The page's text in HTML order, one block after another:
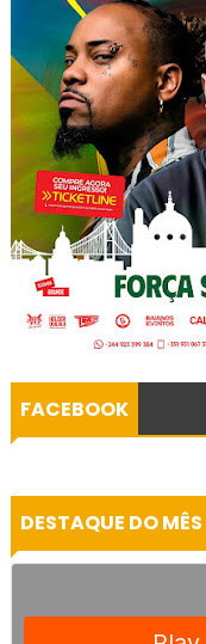
FACEBOOK
DESTAQUE DO MÊS